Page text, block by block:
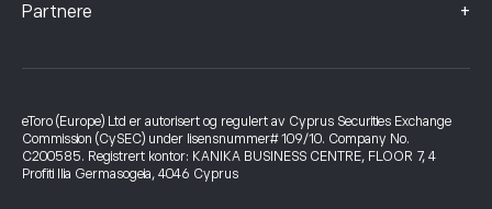
Partnere +
eToro (Europe) Ltd er autorisert og regulert av Cyprus Securities Exchange
Commission (CySEC) under lisensnummer# 109/10. Company No.
C200585. Registrert kontor: KANIKA BUSINESS CENTRE, FLOOR 7, 4
Profiti Ilia Germasogeia, 4046 Cyprus